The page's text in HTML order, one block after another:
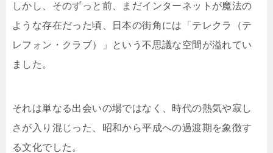
しかし、そのずっと前、まだインターネットが魔法の
ような存在だった頃、日本の街角には「テレクラ（テ
レフォン・クラブ）」という不思議な空間が溢れてい
ました。
それは単なる出会いの場ではなく、時代の熱気や寂し
さが入り混じった、昭和から平成への過渡期を象徴す
る文化でした。